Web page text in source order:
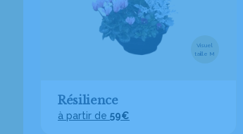
Visuel
taille M
Résilience
à partir de 59€